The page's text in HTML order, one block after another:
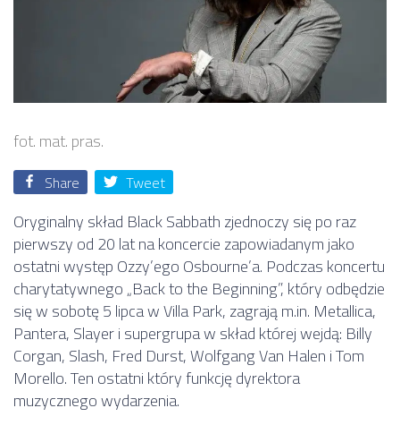
fot. mat. pras.
Share Tweet
Oryginalny skład Black Sabbath zjednoczy się po raz
pierwszy od 20 lat na koncercie zapowiadanym jako
ostatni występ Ozzy’ego Osbourne’a. Podczas koncertu
charytatywnego „Back to the Beginning”, który odbędzie
się w sobotę 5 lipca w Villa Park, zagrają m.in. Metallica,
Pantera, Slayer i supergrupa w skład której wejdą: Billy
Corgan, Slash, Fred Durst, Wolfgang Van Halen i Tom
Morello. Ten ostatni który funkcję dyrektora
muzycznego wydarzenia.